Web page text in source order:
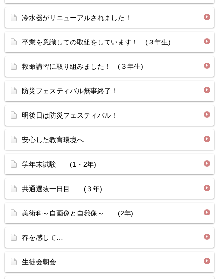
冷水器がリニューアルされました！
卒業を意識しての取組をしています！ (３年生)
救命講習に取り組みました！ (３年生)
防災フェスティバル無事終了！
明後日は防災フェスティバル！
安心した教育環境へ
学年末試験 (1・2年)
共通選抜一日目 (３年)
美術科～自画像と自我像～ (2年)
春を感じて…
生徒会朝会